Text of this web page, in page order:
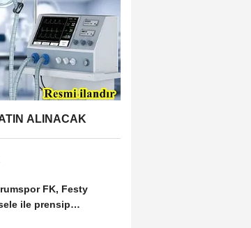
ALINACAK
FK, Festy
ile prensip